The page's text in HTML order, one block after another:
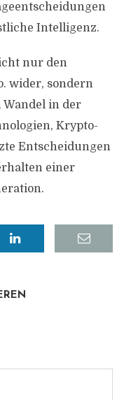
Intelligenz.
nur den
wider, sondern
in der
Krypto-
Entscheidungen
einer